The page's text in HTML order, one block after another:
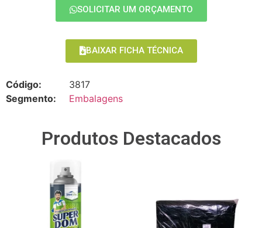
SOLICITAR UM ORÇAMENTO
BAIXAR FICHA TÉCNICA
Código:
3817
Segmento:
Embalagens
Produtos Destacados